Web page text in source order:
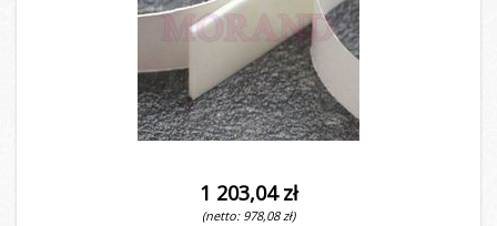
1 203,04 zł
(netto: 978,08 zł)